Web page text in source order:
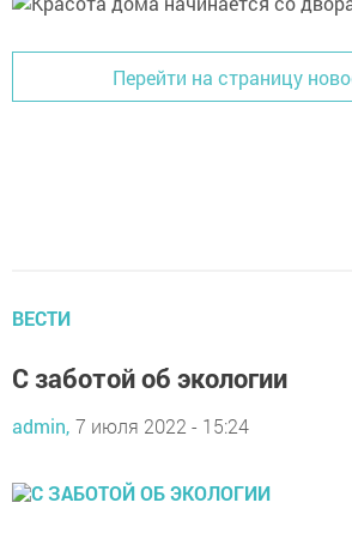
Перейти на страницу
ВЕСТИ
С заботой об экологии
admin, 7 июля 2022 - 15:24